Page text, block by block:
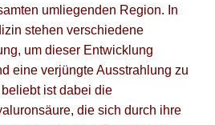
umliegenden Region. In
stehen verschiedene
um dieser Entwicklung
eine verjüngte Ausstrahlung zu
ist dabei die
die sich durch ihre